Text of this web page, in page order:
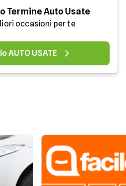
Termine Auto Usate
occasioni per te
AUTO USATE